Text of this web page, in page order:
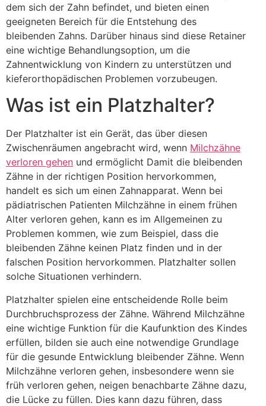
dem sich der Zahn befindet, und bieten einen
geeigneten Bereich für die Entstehung des
bleibenden Zahns. Darüber hinaus sind diese Retainer
eine wichtige Behandlungsoption, um die
Zahnentwicklung von Kindern zu unterstützen und
kieferorthopädischen Problemen vorzubeugen.
Was ist ein Platzhalter?
Der Platzhalter ist ein Gerät, das über diesen
Zwischenräumen angebracht wird, wenn Milchzähne
verloren gehen und ermöglicht Damit die bleibenden
Zähne in der richtigen Position hervorkommen,
handelt es sich um einen Zahnapparat. Wenn bei
pädiatrischen Patienten Milchzähne in einem frühen
Alter verloren gehen, kann es im Allgemeinen zu
Problemen kommen, wie zum Beispiel, dass die
bleibenden Zähne keinen Platz finden und in der
falschen Position hervorkommen. Platzhalter sollen
solche Situationen verhindern.
Platzhalter spielen eine entscheidende Rolle beim
Durchbruchsprozess der Zähne. Während Milchzähne
eine wichtige Funktion für die Kaufunktion des Kindes
erfüllen, bilden sie auch eine notwendige Grundlage
für die gesunde Entwicklung bleibender Zähne. Wenn
Milchzähne verloren gehen, insbesondere wenn sie
früh verloren gehen, neigen benachbarte Zähne dazu,
die Lücke zu füllen. Dies kann dazu führen, dass